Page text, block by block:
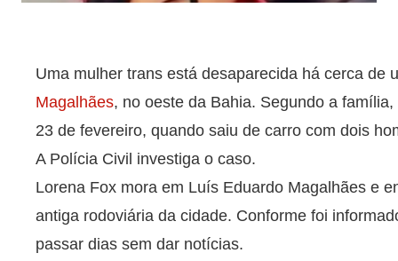
Uma mulher trans está desaparecida há cerca de
Magalhães, no oeste da Bahia. Segundo a
23 de fevereiro, quando saiu de carro com dois
A Polícia Civil investiga o caso.
Lorena Fox mora em Luís Eduardo Magalhães e
antiga rodoviária da cidade. Conforme foi
passar dias sem dar notícias.